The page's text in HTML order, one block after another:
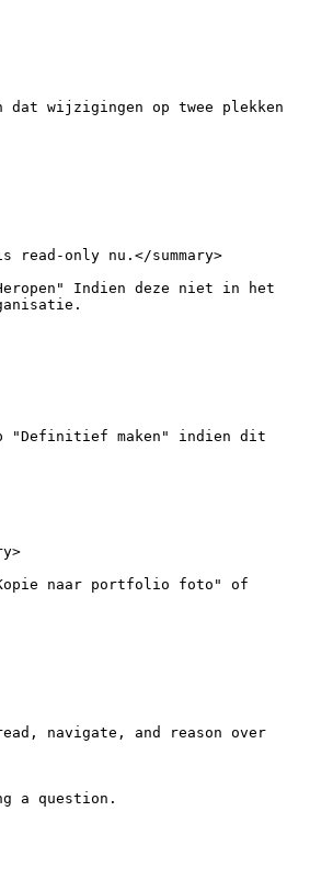
wijzigingen op twee plekken
only nu.</summary>
Indien deze niet in het
"Definitief maken" indien dit
naar portfolio foto" of
navigate, and reason over
a question.